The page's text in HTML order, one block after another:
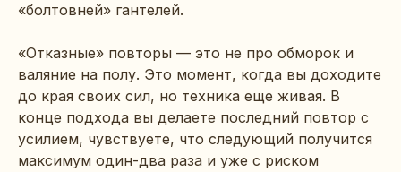
«болтовней» гантелей.
«Отказные» повторы — это не про обморок и
валяние на полу. Это момент, когда вы доходите
до края своих сил, но техника еще живая. В
конце подхода вы делаете последний повтор с
усилием, чувствуете, что следующий получится
максимум один-два раза и уже с риском